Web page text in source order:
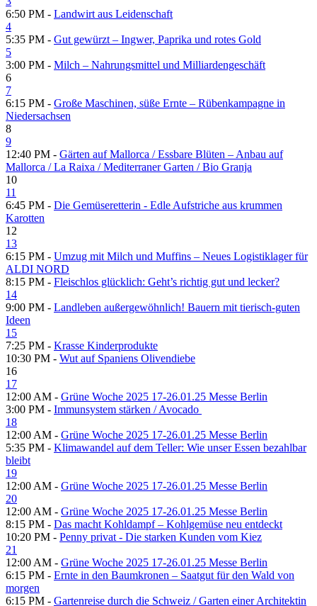
6:50 PM - Landwirt aus Leidenschaft
4
5:35 PM - Gut gewürzt – Ingwer, Paprika und rotes Gold
5
3:00 PM - Milch – Nahrungsmittel und Milliardengeschäft
6
7
6:15 PM - Große Maschinen, süße Ernte – Rübenkampagne in
Niedersachsen
8
9
12:40 PM - Gärten auf Mallorca /​ Essbare Blüten – Anbau auf
Mallorca /​ La Raixa /​ Mediterraner Garten /​ Bio Granja
10
11
6:45 PM - Die Gemüseretterin - Edle Aufstriche aus krummen
Karotten
12
13
6:15 PM - Umzug mit Milch und Muffins – Neues Logistiklager für
ALDI NORD
8:15 PM - Fleischlos glücklich: Geht’s richtig gut und lecker?
14
9:00 PM - Landleben außergewöhnlich! Bauern mit tierisch-guten
Ideen
15
7:25 PM - Krasse Kinderprodukte
10:30 PM - Wut auf Spaniens Olivendiebe
16
17
12:00 AM - Grüne Woche 2025 17-26.01.25 Messe Berlin
3:00 PM - Immunsystem stärken /​ Avocado
18
12:00 AM - Grüne Woche 2025 17-26.01.25 Messe Berlin
5:35 PM - Klimawandel auf dem Teller: Wie unser Essen bezahlbar
bleibt
19
12:00 AM - Grüne Woche 2025 17-26.01.25 Messe Berlin
20
12:00 AM - Grüne Woche 2025 17-26.01.25 Messe Berlin
8:15 PM - Das macht Kohldampf – Kohlgemüse neu entdeckt
10:20 PM - Penny privat - Die starken Kunden vom Kiez
21
12:00 AM - Grüne Woche 2025 17-26.01.25 Messe Berlin
6:15 PM - Ernte in den Baumkronen – Saatgut für den Wald von
morgen
6:15 PM - Gartenreise durch die Schweiz /​ Garten einer Architektin